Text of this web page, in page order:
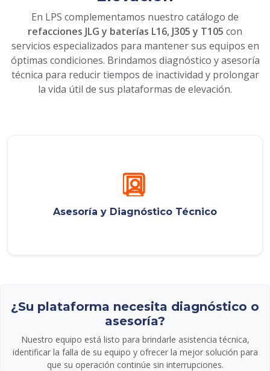
En LPS complementamos nuestro catálogo de
refacciones JLG y baterías L16, J305 y T105 con
servicios especializados para mantener sus equipos en
óptimas condiciones. Brindamos diagnóstico y asesoría
técnica para reducir tiempos de inactividad y prolongar
la vida útil de sus plataformas de elevación.
Asesoría y Diagnóstico Técnico
¿Su plataforma necesita diagnóstico o
asesoría?
Nuestro equipo está listo para brindarle asistencia técnica,
identificar la falla de su equipo y ofrecer la mejor solución para
que su operación continúe sin interrupciones.